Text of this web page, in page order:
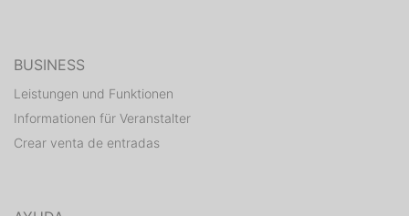
BUSINESS
Leistungen und Funktionen
Informationen für Veranstalter
Crear venta de entradas